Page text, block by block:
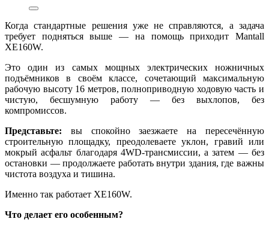
Когда стандартные решения уже не справляются, а задача
требует подняться выше — на помощь приходит Mantall
XE160W.
Это один из самых мощных электрических ножничных
подъёмников в своём классе, сочетающий максимальную
рабочую высоту 16 метров, полноприводную ходовую часть и
чистую, бесшумную работу — без выхлопов, без
компромиссов.
Представьте: вы спокойно заезжаете на пересечённую
строительную площадку, преодолеваете уклон, гравий или
мокрый асфальт благодаря 4WD-трансмиссии, а затем — без
остановки — продолжаете работать внутри здания, где важны
чистота воздуха и тишина.
Именно так работает XE160W.
Что делает его особенным?